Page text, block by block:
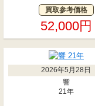
買取参考価格
52,000円
2026年5月28日
響
21年